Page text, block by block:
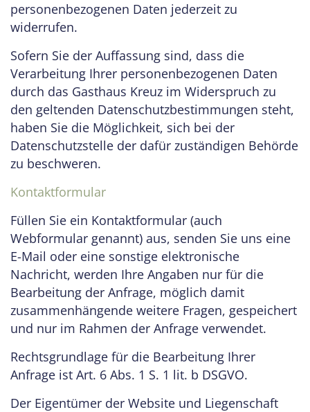
personenbezogenen Daten jederzeit zu
widerrufen.
Sofern Sie der Auffassung sind, dass die
Verarbeitung Ihrer personenbezogenen Daten
durch das Gasthaus Kreuz im Widerspruch zu
den geltenden Datenschutzbestimmungen steht,
haben Sie die Möglichkeit, sich bei der
Datenschutzstelle der dafür zuständigen Behörde
zu beschweren.
Kontaktformular
Füllen Sie ein Kontaktformular (auch
Webformular genannt) aus, senden Sie uns eine
E-Mail oder eine sonstige elektronische
Nachricht, werden Ihre Angaben nur für die
Bearbeitung der Anfrage, möglich damit
zusammenhängende weitere Fragen, gespeichert
und nur im Rahmen der Anfrage verwendet.
Rechtsgrundlage für die Bearbeitung Ihrer
Anfrage ist Art. 6 Abs. 1 S. 1 lit. b DSGVO.
Der Eigentümer der Website und Liegenschaft